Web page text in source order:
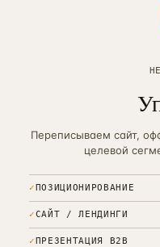
Переписываем сайт,
целевой
✓ПОЗИЦИОНИРОВАНИЕ
✓САЙТ / ЛЕНДИНГИ
✓ПРЕЗЕНТАЦИЯ B2B